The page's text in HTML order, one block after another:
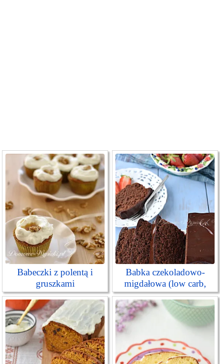
Babeczki z polentą i
gruszkami
Babka czekoladowo-
migdałowa (low carb,
keto)